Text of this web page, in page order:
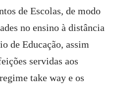
de Escolas, de modo
no ensino à distância
de Educação, assim
servidas aos
take way e os